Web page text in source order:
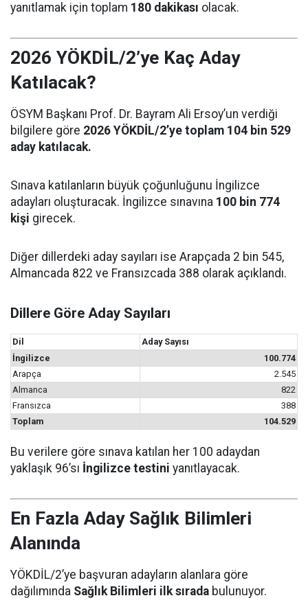
yanıtlamak için toplam 180 dakikası olacak.
2026 YÖKDİL/2’ye Kaç Aday
Katılacak?
ÖSYM Başkanı Prof. Dr. Bayram Ali Ersoy’un verdiği
bilgilere göre 2026 YÖKDİL/2’ye toplam 104 bin 529
aday katılacak.
Sınava katılanların büyük çoğunluğunu İngilizce
adayları oluşturacak. İngilizce sınavına 100 bin 774
kişi girecek.
Diğer dillerdeki aday sayıları ise Arapçada 2 bin 545,
Almancada 822 ve Fransızcada 388 olarak açıklandı.
Dillere Göre Aday Sayıları
Dil
Aday Sayısı
İngilizce
100.774
Arapça
2.545
Almanca
822
Fransızca
388
Toplam
104.529
Bu verilere göre sınava katılan her 100 adaydan
yaklaşık 96’sı İngilizce testini yanıtlayacak.
En Fazla Aday Sağlık Bilimleri
Alanında
YÖKDİL/2’ye başvuran adayların alanlara göre
dağılımında Sağlık Bilimleri ilk sırada bulunuyor.